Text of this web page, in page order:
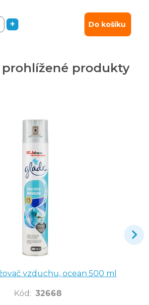
+ Do košíku
prohlížené produkty
vzduchu, ocean 500 ml
Kód : 32668